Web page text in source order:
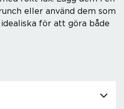
eller använd dem som
för att göra både